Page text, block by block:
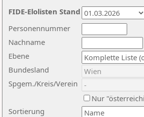
Nachname
Ebene
Sortierung
Personennummer
Bundesland
Spgem./Kreis/Verein
Nur
FIDE-Elolisten Stand